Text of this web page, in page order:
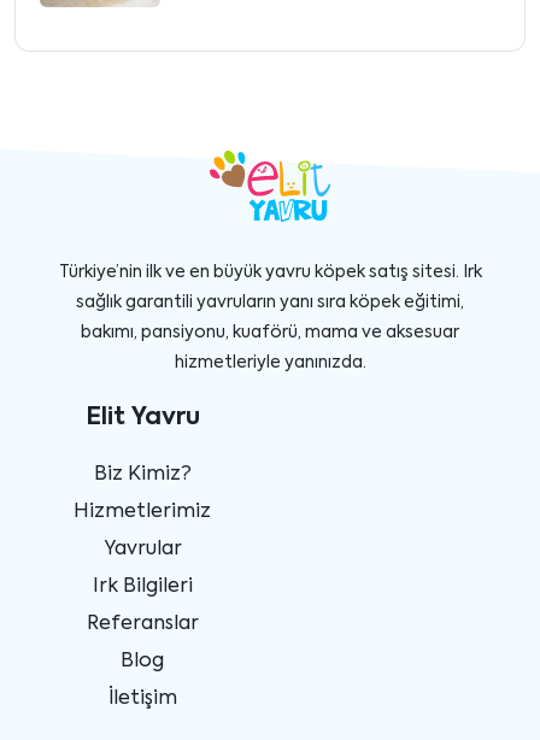
Türkiye’nin ilk ve en büyük yavru köpek satış sitesi. Irk
sağlık garantili yavruların yanı sıra köpek eğitimi,
bakımı, pansiyonu, kuaförü, mama ve aksesuar
hizmetleriyle yanınızda.
Elit Yavru
Biz Kimiz?
Hizmetlerimiz
Yavrular
Irk Bilgileri
Referanslar
Blog
İletişim